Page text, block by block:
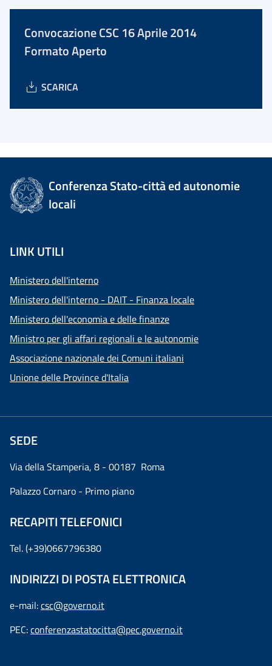
Convocazione CSC 16 Aprile 2014
Formato Aperto
SCARICA
Conferenza Stato-città ed autonomie
locali
LINK UTILI
Ministero dell'interno
Ministero dell'interno - DAIT - Finanza locale
Ministero dell'economia e delle finanze
Ministro per gli affari regionali e le autonomie
Associazione nazionale dei Comuni italiani
Unione delle Province d'Italia
SEDE
Via della Stamperia, 8 - 00187 Roma
Palazzo Cornaro - Primo piano
RECAPITI TELEFONICI
Tel. (+39)0667796380
INDIRIZZI DI POSTA ELETTRONICA
e-mail:csc@governo.it
PEC:conferenzastatocitta@pec.governo.it